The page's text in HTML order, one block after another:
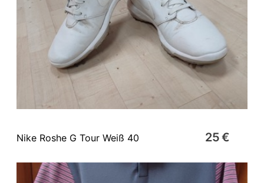
Nike Roshe G Tour Weiß 40 25 €